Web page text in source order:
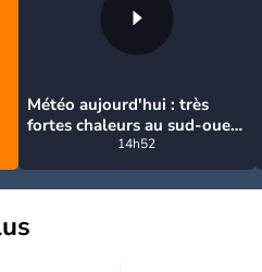
Météo aujourd'hui : très
fortes chaleurs au sud-ouest
avant des orages, jusqu'à
39°C
14h52